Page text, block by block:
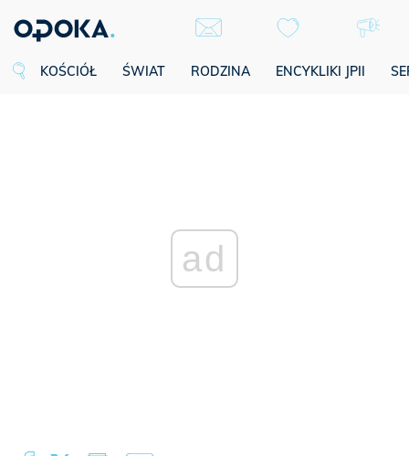
KOŚCIÓŁ ŚWIAT RODZINA ENCYKLIKI JPII
ad